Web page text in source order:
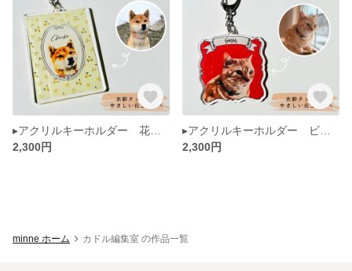
2,300円
2,300円
minne ホーム カドル編集室 の作品一覧